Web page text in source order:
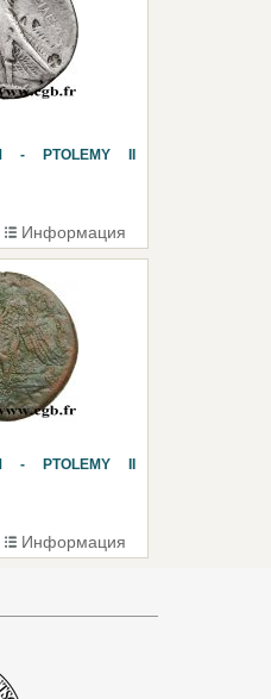
- PTOLEMY II
Информация
- PTOLEMY II
Информация